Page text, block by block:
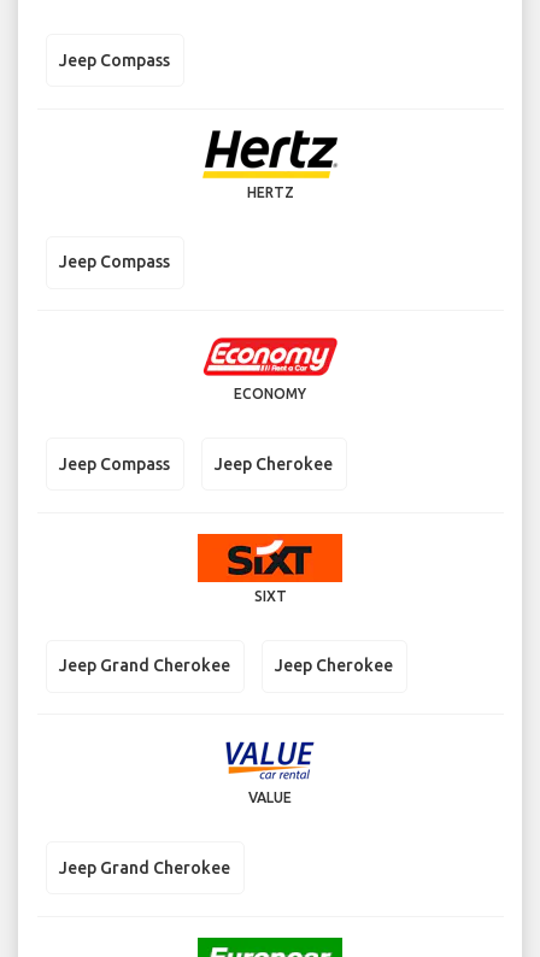
Jeep Compass
HERTZ
Jeep Compass
ECONOMY
Jeep Compass Jeep Cherokee
SIXT
Jeep Grand Cherokee Jeep Cherokee
VALUE
Jeep Grand Cherokee